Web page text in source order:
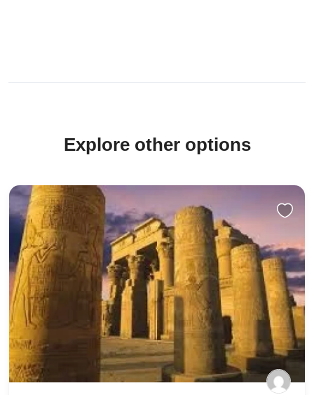
Explore other options